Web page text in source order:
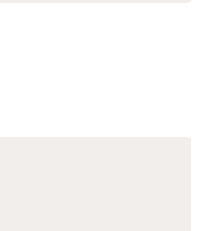
seront annulées et des frais
facturés 2 minutes à pied d